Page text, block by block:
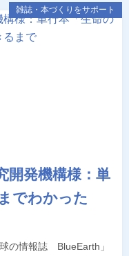
雑誌・本づくりをサポート
開発機構様：単
でわかった
の情報誌 BlueEarth」